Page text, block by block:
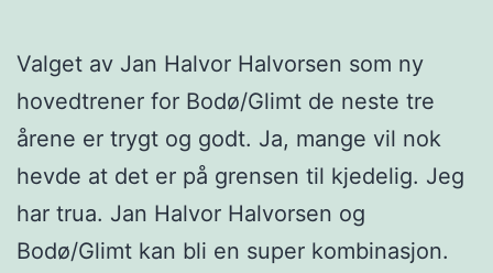
Valget av Jan Halvor Halvorsen som ny
hovedtrener for Bodø/Glimt de neste tre
årene er trygt og godt. Ja, mange vil nok
hevde at det er på grensen til kjedelig. Jeg
har trua. Jan Halvor Halvorsen og
Bodø/Glimt kan bli en super kombinasjon.